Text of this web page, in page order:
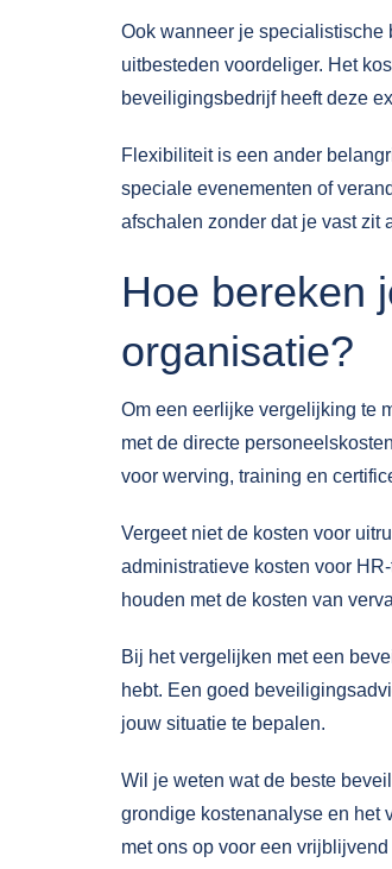
Ook wanneer je
uitbesteden voordeliger. Het
beveiligingsbedrijf heeft deze
Flexibiliteit is een ander
speciale evenementen of
afschalen zonder dat je vast zit
Hoe bereken
organisatie?
Om een eerlijke vergelijking te
met de directe
voor werving, training en
Vergeet niet de kosten voor
administratieve kosten voor
houden met de kosten van
Bij het vergelijken met een
hebt. Een goed
jouw situatie te bepalen.
Wil je weten wat de beste
grondige kostenanalyse en het
met ons op voor een